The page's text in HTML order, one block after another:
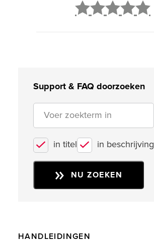
Support & FAQ doorzoeken
in titel in beschrijving
NU ZOEKEN
HANDLEIDINGEN